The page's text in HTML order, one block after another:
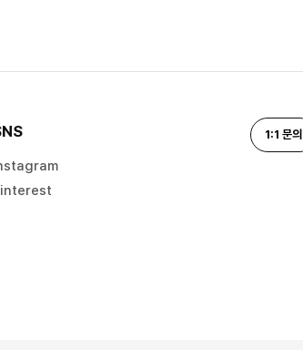
1:1 문의